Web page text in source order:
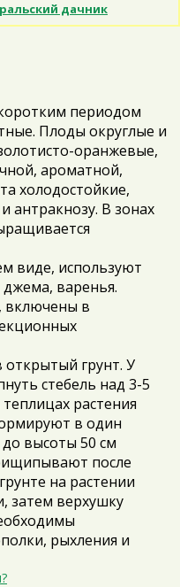
дачник
периодом
Плоды округлые и
оранжевые,
ароматной,
холодостойкие,
антракнозу. В зонах
виде, используют
варенья.
включены в
открытый грунт. У
стебель над 3-5
растения
в один
высоты 50 см
после
на растении
затем верхушку
рыхления и